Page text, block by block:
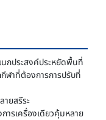
กประสงค์ประหยัดพื้นที่
ฬาที่ต้องการการปรับที่
ยสรีระ
ารเครื่องเดียวคุ้มหลาย